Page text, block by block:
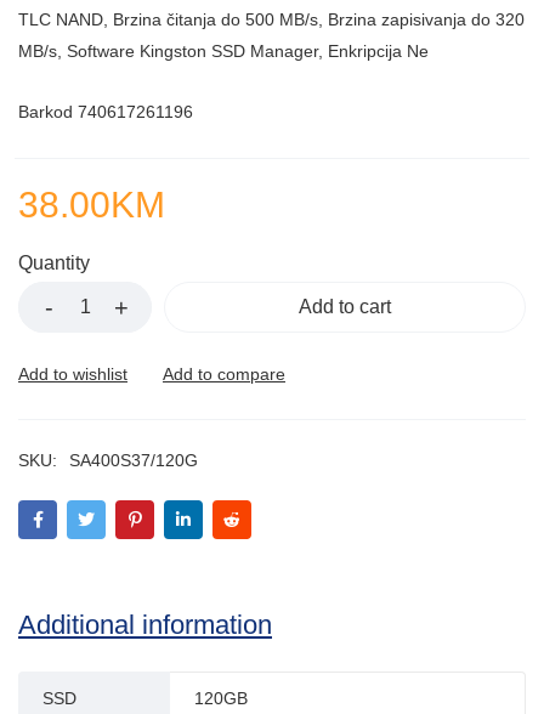
TLC NAND, Brzina čitanja do 500 MB/s, Brzina zapisivanja do 320
MB/s, Software Kingston SSD Manager, Enkripcija Ne
Barkod 740617261196
38.00KM
Quantity
Add to cart
SKU: SA400S37/120G
Additional information
SSD 120GB